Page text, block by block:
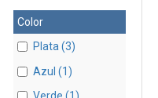
Color
Plata (3)
Azul (1)